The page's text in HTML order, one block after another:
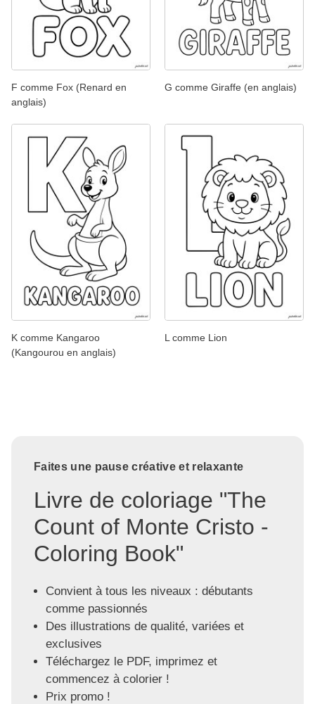
F comme Fox (Renard en
anglais)
G comme Giraffe (en anglais)
K comme Kangaroo
(Kangourou en anglais)
L comme Lion
Faites une pause créative et relaxante
Livre de coloriage "The
Count of Monte Cristo -
Coloring Book"
Convient à tous les niveaux : débutants
comme passionnés
Des illustrations de qualité, variées et
exclusives
Téléchargez le PDF, imprimez et
commencez à colorier !
Prix promo !